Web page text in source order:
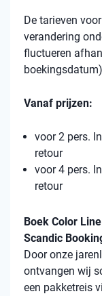
De tarieven
verandering
fluctueren
Vanaf prijzen:
voor 2 pers.
retour
voor 4 pers.
retour
Boek Color
Scandic
Door onze
ontvangen wij
een pakketreis